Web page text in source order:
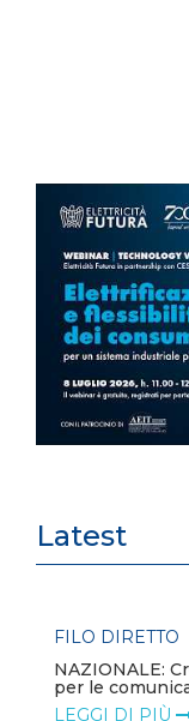
Latest
FILO DIRETTO
NAZIONALE:
per le
LEGGI DI PIÙ